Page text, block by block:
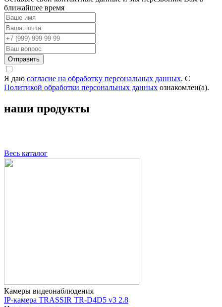
ближайшее время
Отправить
Я даю согласие на обработку персональных данных. С
Политикой обработки персональных данных ознакомлен(а).
наши продукты
Весь каталог
Камеры видеонаблюдения
IP-камера TRASSIR TR-D4D5 v3 2.8